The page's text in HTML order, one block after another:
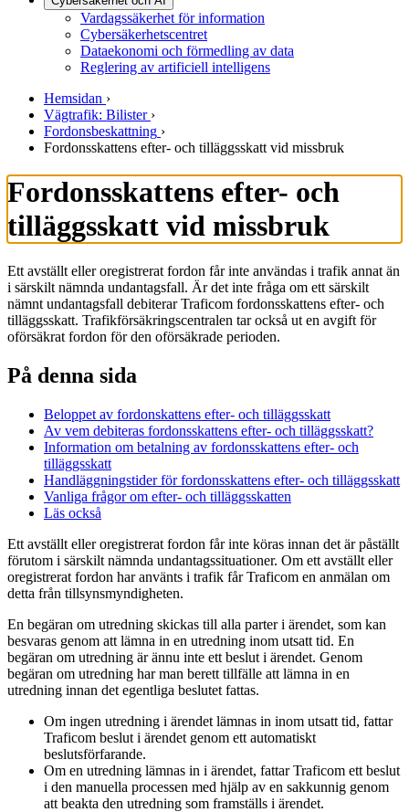
Vardagssäkerhet för information
Cybersäkerhetscentret
Dataekonomi och förmedling av data
Reglering av artificiell intelligens
Hemsidan ›
Vägtrafik: Bilister ›
Fordonsbeskattning ›
Fordonsskattens efter- och tilläggsskatt vid missbruk
Fordonsskattens efter- och
tilläggsskatt vid missbruk
Ett avställt eller oregistrerat fordon får inte användas i trafik annat än
i särskilt nämnda undantagsfall. Är det inte fråga om ett särskilt
nämnt undantagsfall debiterar Traficom fordonsskattens efter- och
tilläggsskatt. Trafikförsäkringscentralen tar också ut en avgift för
oförsäkrat fordon för den oförsäkrade perioden.
På denna sida
Beloppet av fordonskattens efter- och tilläggsskatt
Av vem debiteras fordonsskattens efter- och tilläggsskatt?
Information om betalning av fordonsskattens efter- och
tilläggsskatt
Handläggningstider för fordonsskattens efter- och tilläggsskatt
Vanliga frågor om efter- och tilläggsskatten
Läs också
Ett avställt eller oregistrerat fordon får inte köras innan det är påställt
förutom i särskilt nämnda undantagssituationer. Om ett avställt eller
oregistrerat fordon har använts i trafik får Traficom en anmälan om
detta från tillsynsmyndigheten.
En begäran om utredning skickas till alla parter i ärendet, som kan
besvaras genom att lämna in en utredning inom utsatt tid. En
begäran om utredning är ännu inte ett beslut i ärendet. Genom
begäran om utredning har man berett tillfälle att lämna in en
utredning innan det egentliga beslutet fattas.
Om ingen utredning i ärendet lämnas in inom utsatt tid, fattar
Traficom beslut i ärendet genom ett automatiskt
beslutsförfarande.
Om en utredning lämnas in i ärendet, fattar Traficom ett beslut
i den manuella processen med hjälp av en sakkunnig genom
att beakta den utredning som framställs i ärendet.